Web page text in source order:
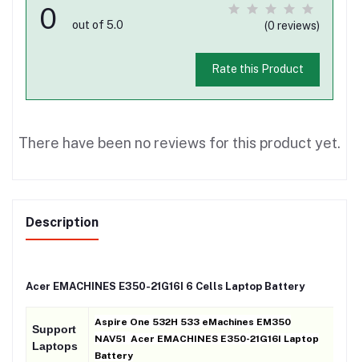
0 out of 5.0 (0 reviews)
Rate this Product
There have been no reviews for this product yet.
Description
Acer EMACHINES E350-21G16I 6 Cells Laptop Battery
Support
Laptops
Aspire One 532H 533 eMachines EM350
NAV51 Acer EMACHINES E350-21G16I Laptop
Battery